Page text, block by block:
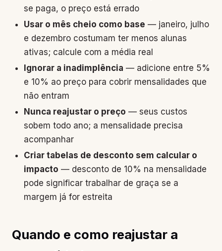
se paga, o preço está errado
Usar o mês cheio como base — janeiro, julho
e dezembro costumam ter menos alunas
ativas; calcule com a média real
Ignorar a inadimplência — adicione entre 5%
e 10% ao preço para cobrir mensalidades que
não entram
Nunca reajustar o preço — seus custos
sobem todo ano; a mensalidade precisa
acompanhar
Criar tabelas de desconto sem calcular o
impacto — desconto de 10% na mensalidade
pode significar trabalhar de graça se a
margem já for estreita
Quando e como reajustar a